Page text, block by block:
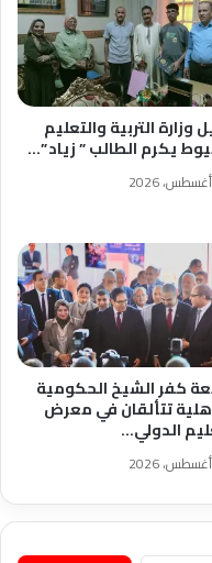
وزارة التربية والتعليم
يكرم الطالب ” زياد ”…
كفر الشيخ الحكومية
تتألقان في معرض
الدولي…